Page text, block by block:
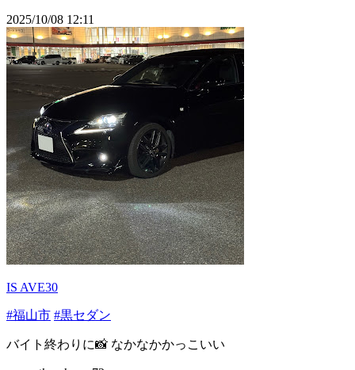
2025/10/08 12:11
IS AVE30
#福山市 #黒セダン
バイト終わりに📸 なかなかかっこいい